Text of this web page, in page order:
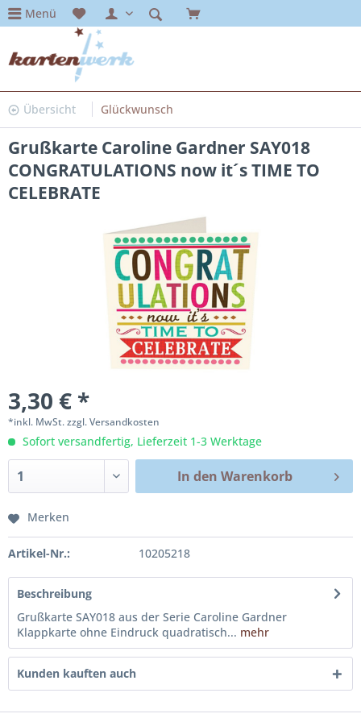
Menü
Übersicht Glückwunsch
Grußkarte Caroline Gardner SAY018
CONGRATULATIONS now it´s TIME TO
CELEBRATE
3,30 € *
*inkl. MwSt.zzgl. Versandkosten
Sofort versandfertig, Lieferzeit 1-3 Werktage
In den Warenkorb
Merken
Artikel-Nr.: 10205218
Beschreibung
Grußkarte SAY018 aus der Serie Caroline Gardner
Klappkarte ohne Eindruck quadratisch... mehr
Kunden kauften auch